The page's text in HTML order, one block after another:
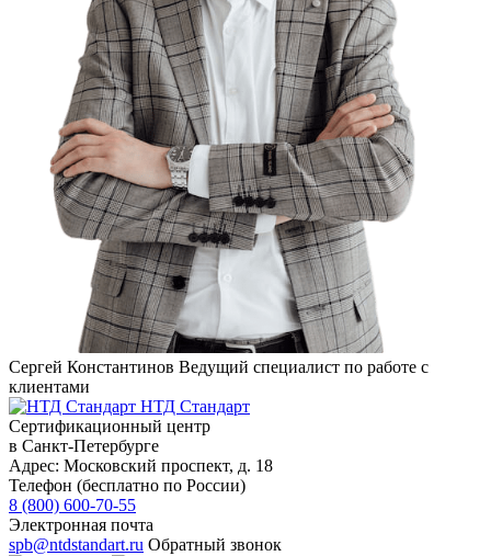
Сергей Константинов Ведущий специалист по работе с
клиентами
НТД Стандарт
Сертификационный центр
в Санкт-Петербурге
Адрес: Московский проспект, д. 18
Телефон (бесплатно по России)
8 (800) 600-70-55
Электронная почта
spb@ntdstandart.ru Обратный звонок